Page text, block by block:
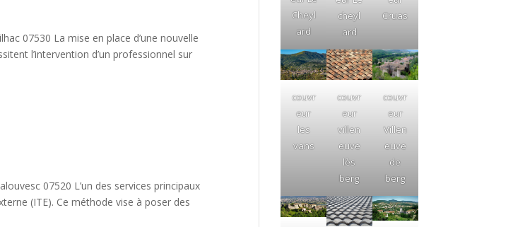
07530 La mise en place d’une nouvelle
l’intervention d’un professionnel sur
07520 L’un des services principaux
(ITE). Ce méthode vise à poser des
Cheyl
ard
cheyl
ard
Cruas
couvr
eur
les
vans
couvr
eur
villen
euve
lès
berg
couvr
eur
Villen
euve
de
berg